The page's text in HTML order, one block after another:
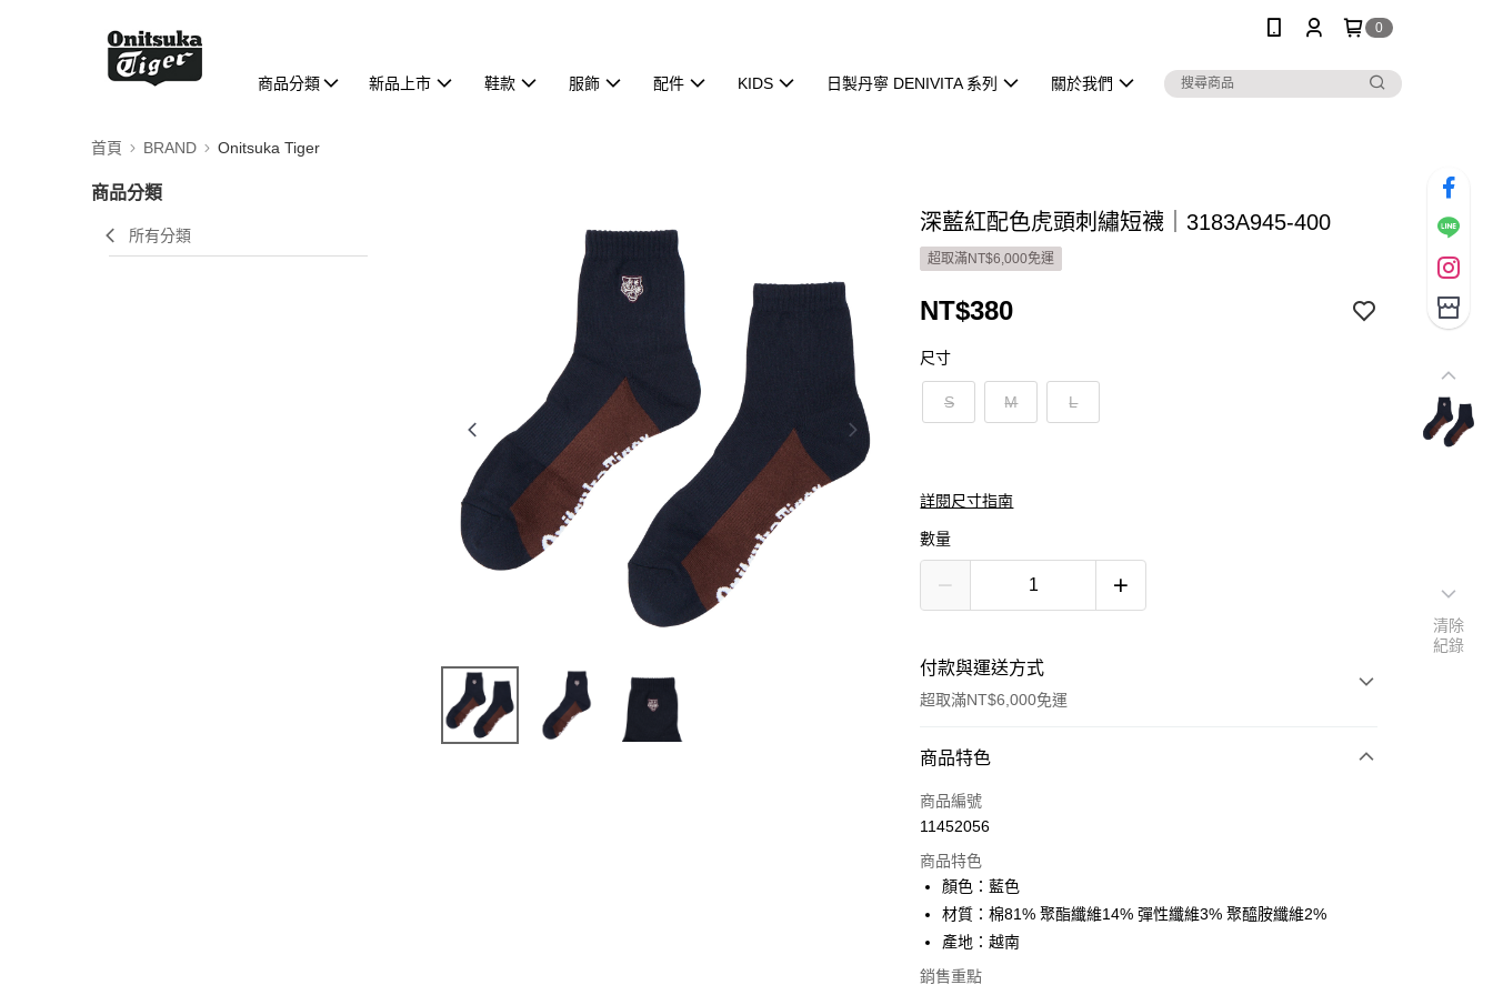
0
商品分類 新品上市 鞋款 服飾 配件 KIDS 日製丹寧 DENIVITA 系列 關於我們
首頁 BRAND Onitsuka Tiger
商品分類
所有分類
深藍紅配色虎頭刺繡短襪｜3183A945-400
超取滿NT$6,000免運
NT$380
尺寸
S M L
詳閱尺寸指南
數量
付款與運送方式
超取滿NT$6,000免運
付款方式
信用卡一次付款
LINE Pay
Apple Pay
商品特色
商品編號
11452056
商品特色
顏色：藍色
材質：棉81% 聚酯纖維14% 彈性纖維3% 聚醯胺纖維2%
產地：越南
銷售重點
清除
紀錄